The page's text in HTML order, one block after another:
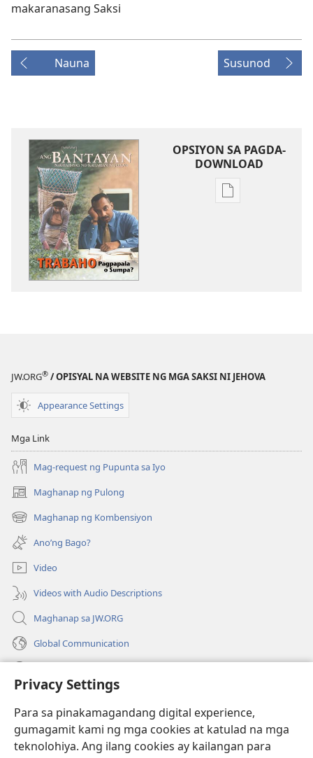
Privacy Settings
Para sa pinakamagandang digital experience,
gumagamit kami ng mga cookies at katulad na mga
teknolohiya. Ang ilang cookies ay kailangan para
makaranasang Saksi
Nauna Susunod
OPSIYON SA PAGDA-
DOWNLOAD
Opsiyon
SA
2005
JW.ORG® / OPISYAL NA WEBSITE NG MGA SAKSI NI JEHOVA
Appearance Settings
Mga Link
Mag-request ng Pupunta sa Iyo
Maghanap ng Pulong
(may
bubukas
na
bagong
window)
Maghanap ng Kombensiyon
(may
bubukas
na
bagong
window)
Ano’ng Bago?
Video
Videos with Audio Descriptions
Maghanap sa JW.ORG
Global Communication
(may
na
bagong
Watchtower ONLINE LIBRARY™
(may